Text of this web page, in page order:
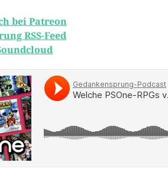
bei Patreon
RSS-Feed